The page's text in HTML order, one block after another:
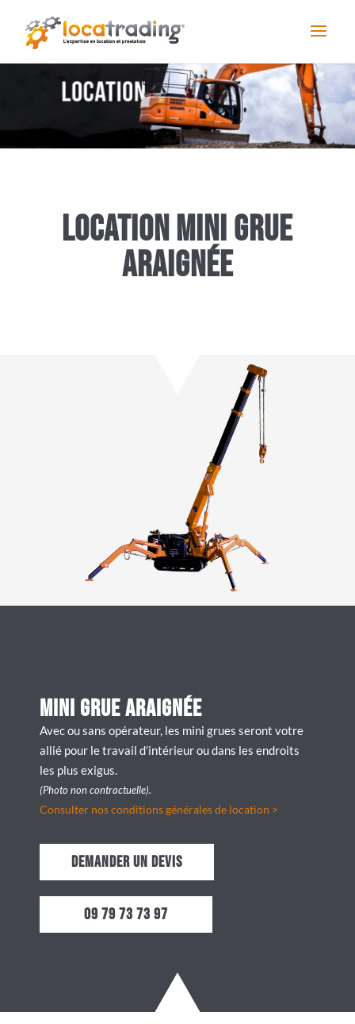
Location Mini grue
araignée
Mini grue araignée
Avec ou sans opérateur, les mini grues seront votre
allié pour le travail d’intérieur ou dans les endroits
les plus exigus.
(Photo non contractuelle).
Consulter nos conditions générales de location >
Demander un devis
09 79 73 73 97